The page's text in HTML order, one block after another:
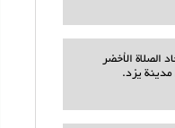
سجاد الصلاة الأخضر
يزد.